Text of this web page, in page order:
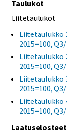
Taulukot
Liitetaulukot
Liitetaulukko
2015=100,
Liitetaulukko
2015=100,
Liitetaulukko
2015=100,
Liitetaulukko
2015=100,
Laatuselosteet